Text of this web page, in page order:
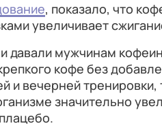
, показало, что
увеличивает
давали мужчинам
кофе без
и вечерней тренировки,
значительно